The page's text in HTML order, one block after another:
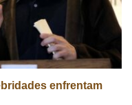
enfrentam